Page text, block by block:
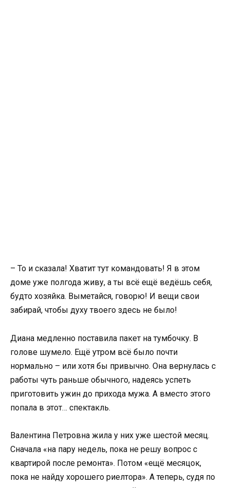
– То и сказала! Хватит тут командовать! Я в этом
доме уже полгода живу, а ты всё ещё ведёшь себя,
будто хозяйка. Выметайся, говорю! И вещи свои
забирай, чтобы духу твоего здесь не было!
Диана медленно поставила пакет на тумбочку. В
голове шумело. Ещё утром всё было почти
нормально – или хотя бы привычно. Она вернулась с
работы чуть раньше обычного, надеясь успеть
приготовить ужин до прихода мужа. А вместо этого
попала в этот… спектакль.
Валентина Петровна жила у них уже шестой месяц.
Сначала «на пару недель, пока не решу вопрос с
квартирой после ремонта». Потом «ещё месяцок,
пока не найду хорошего риелтора». А теперь, судя по